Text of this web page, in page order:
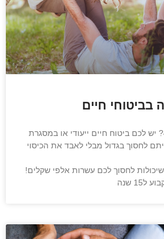
בביטוחי חיים
נמצאים בגילאי 40-50? יש לכם ביטוח חיים ייעודי או במסגרת
לחסוך בגדול מבלי לאבד את הכיסוי
שיכולות לחסוך לכם עשרות אלפי שקלים!
שנה